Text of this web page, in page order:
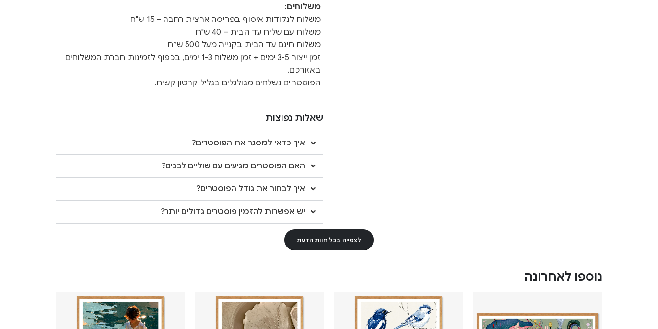
משלוחים:
משלוח לנקודות איסוף בפריסה ארצית רחבה – 15 ש"ח
משלוח עם שליח עד הבית – 40 ש"ח
משלוח חינם עד הבית בקנייה מעל 500 ש״ח
זמן ייצור 3-5 ימים + זמן משלוח 1-3 ימים, בכפוף לזמינות חברת המשלוחים
באזורכם.
הפוסטרים נשלחים מגולגלים בגליל קרטון קשיח.
שאלות נפוצות
איך כדאי למסגר את הפוסטרים?
האם הפוסטרים מגיעים עם שוליים לבנים?
איך לבחור את גודל הפוסטרים?
יש אפשרות להזמין פוסטרים גדולים יותר?
לצפייה בכל חוות הדעת
נוספו לאחרונה